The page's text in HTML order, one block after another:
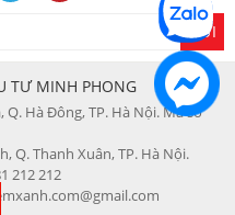
GỬI
TƯ MINH PHONG
Q. Hà Đông, TP. Hà Nội. Mã số
Q. Thanh Xuân, TP. Hà Nội.
212 212